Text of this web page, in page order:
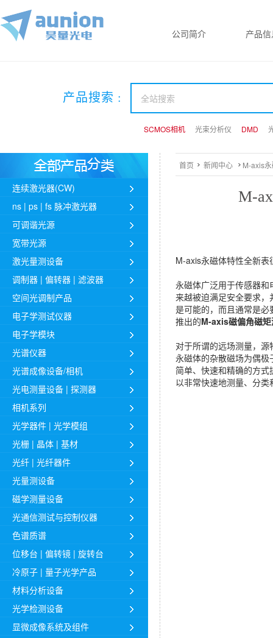
公司简介 产品信
产品搜索 :
SCMOS相机 光束分析仪 DMD
SCMOS相机 光束分析仪 DMD
SCMOS相机 光束分析仪 DMD
连续激光器(CW)
ns | ps | fs 脉冲激光器
可调谐光源
宽带光源
激光量测设备
调制器 | 偏转器 | 滤波器
空间光调制产品
电子学测试仪器
电子学模块
光谱仪器
光谱成像设备/相机
光电测量设备 | 探测器
相机系列
光学器件 | 光学模组
光栅 | 晶体 | 基材
光纤 | 光纤器件
光量测设备
磁学测量设备
光通信测试与控制仪器
色谱质谱
位移台 | 偏转镜 | 旋转台
冷原子 | 量子光学产品
材料分析设备
光学检测设备
显微成像系统及组件
首页 新闻中心 M-axis
M-
M-axis永磁体特性全新
永磁体广泛用于传感器
来越被迫满足安全要求
是可能的，而且通常是
推出的M-axis磁偏角磁
对于所谓的远场测量，
永磁体的杂散磁场为偶
简单、快速和精确的方
以非常快速地测量、分